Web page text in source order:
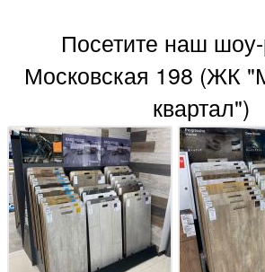
Посетите наш
Московская 198 (ЖК
квартал")